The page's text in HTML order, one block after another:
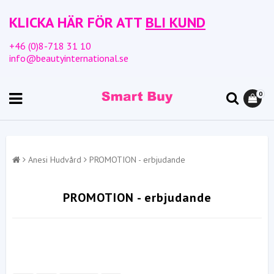
KLICKA HÄR FÖR ATT BLI KUND
+46 (0)8-718 31 10
info@beautyinternational.se
0
Anesi Hudvård PROMOTION - erbjudande
PROMOTION - erbjudande